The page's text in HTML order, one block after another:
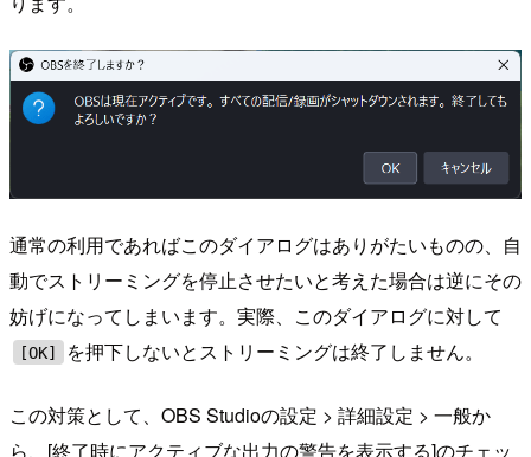
通常の利用であればこのダイアログはありがたいものの、自
動でストリーミングを停止させたいと考えた場合は逆にその
妨げになってしまいます。実際、このダイアログに対して
[OK] を押下しないとストリーミングは終了しません。
この対策として、OBS Studioの設定 > 詳細設定 > 一般か
ら、[終了時にアクティブな出力の警告を表示する]のチェッ